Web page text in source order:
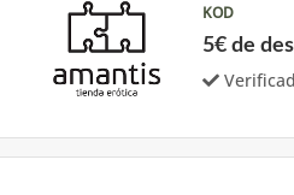
KOD
5€ de